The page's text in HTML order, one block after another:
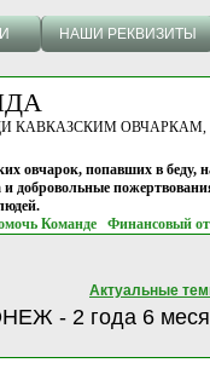
НАШИ РЕКВИЗИТЫ
ОВЧАРКАМ, г.
овчарок, попавших в беду,
и добровольные
Команде Финансовый
Актуальные
- 2 года 6